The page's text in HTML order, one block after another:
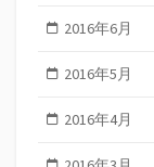
2016年6月
2016年5月
2016年4月